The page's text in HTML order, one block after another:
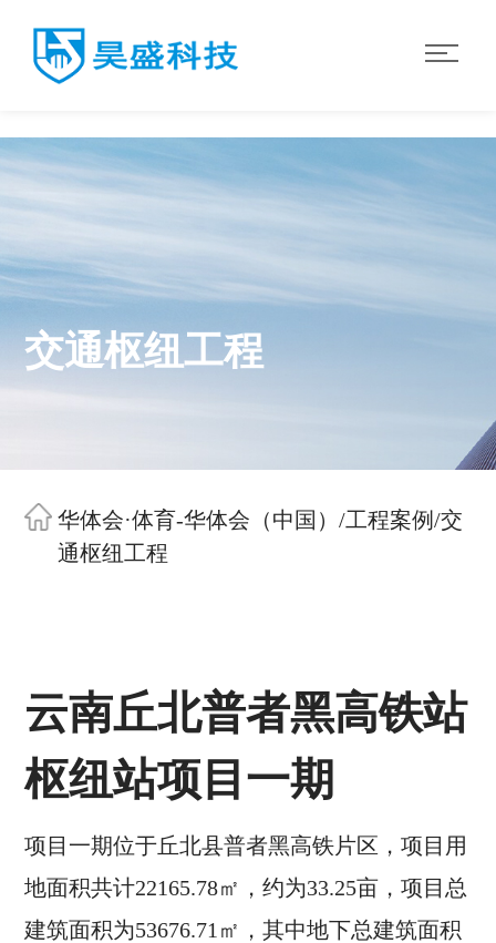
交通枢纽工程
华体会·体育-华体会（中国）/工程案例/交
通枢纽工程
云南丘北普者黑高铁站
枢纽站项目一期
项目一期位于丘北县普者黑高铁片区，项目用
地面积共计22165.78㎡，约为33.25亩，项目总
建筑面积为53676.71㎡，其中地下总建筑面积